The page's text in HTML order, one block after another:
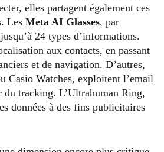
elles partagent également ces
Les Meta AI Glasses, par
24 types d’informations.
aux contacts, en passant
et de navigation. D’autres,
Casio Watches, exploitent l’email
tracking. L’Ultrahuman Ring,
données à des fins publicitaires